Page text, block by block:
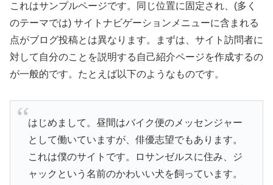
これはサンプルページです。同じ位置に固定され、(多く
のテーマでは) サイトナビゲーションメニューに含まれる
点がブログ投稿とは異なります。まずは、サイト訪問者に
対して自分のことを説明する自己紹介ページを作成するの
が一般的です。たとえば以下のようなものです。
はじめまして。昼間はバイク便のメッセンジャー
として働いていますが、俳優志望でもあります。
これは僕のサイトです。ロサンゼルスに住み、ジ
ャックという名前のかわいい犬を飼っています。